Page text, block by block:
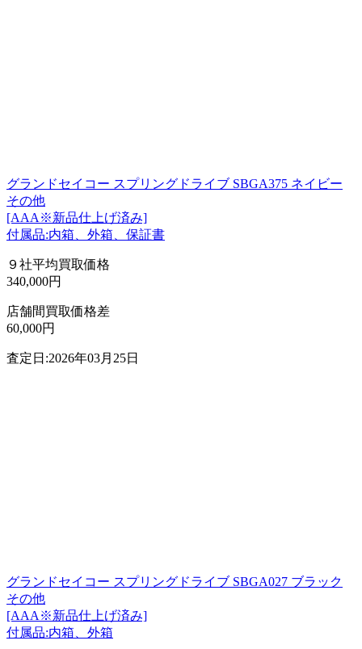
グランドセイコー スプリングドライブ SBGA375 ネイビー
その他
[AAA※新品仕上げ済み]
付属品:内箱、外箱、保証書
９社平均買取価格
340,000円
店舗間買取価格差
60,000円
査定日:2026年03月25日
グランドセイコー スプリングドライブ SBGA027 ブラック
その他
[AAA※新品仕上げ済み]
付属品:内箱、外箱